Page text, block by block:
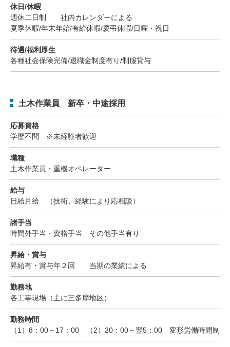
休日/休暇
週休二日制 社内カレンダーによる
夏季休暇/年末年始/有給休暇/慶弔休暇/日曜・祝日
待遇/福利厚生
各種社会保険完備/退職金制度有り/制服貸与
土木作業員 新卒・中途採用
応募資格
学歴不問 ※未経験者歓迎
職種
土木作業員・重機オペレーター
給与
日給月給 （技術、経験により応相談）
諸手当
時間外手当・資格手当 その他手当有り
昇給・賞与
昇給有・賞与年２回 当期の業績による
勤務地
各工事現場（主に三多摩地区）
勤務時間
（1）8：00～17：00 （2）20：00～翌5：00 変形労働時間制